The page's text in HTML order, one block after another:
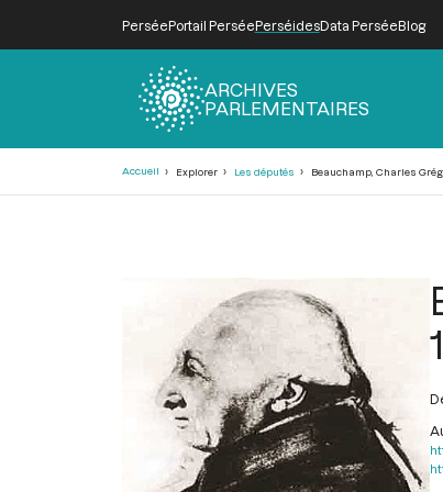
PerséePortail PerséePerséidesData PerséeBlog
ARCHIVES
PARLEMENTAIRES
Accueil Explorer Les députés Beauchamp, Charles